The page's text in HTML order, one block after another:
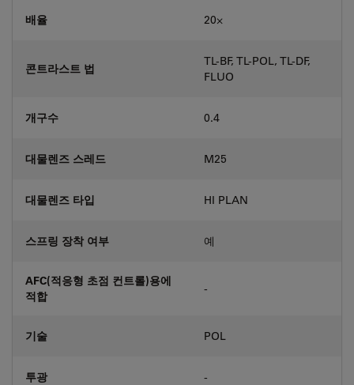
배율 20⨉
콘트라스트 법
TL-BF, TL-POL, TL-DF,
FLUO
개구수 0.4
대물렌즈 스레드 M25
대물렌즈 타입 HI PLAN
스프링 장착 여부 예
AFC(적응형 초점 컨트롤)용에
적합
-
기술 POL
투광 -